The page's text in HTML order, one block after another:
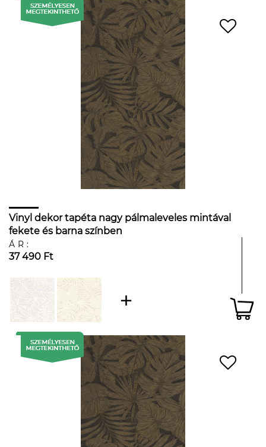
Vinyl dekor tapéta nagy pálmaleveles mintával
fekete és barna színben
ÁR:
37 490 Ft